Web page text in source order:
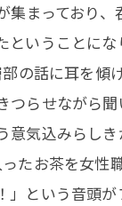
まっており
いうことにな
の話に耳を傾
らせながら
気込みらし
たお茶を女性
という音頭